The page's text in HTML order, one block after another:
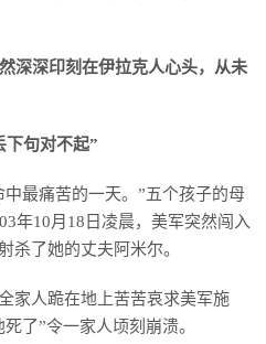
深印刻在伊拉克人心头，从未
句对不起”
最痛苦的一天。”五个孩子的母
年10月18日凌晨，美军突然闯入
杀了她的丈夫阿米尔。
人跪在地上苦苦哀求美军施
了”令一家人顷刻崩溃。